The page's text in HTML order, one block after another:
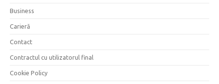
Business
Carieră
Contact
Contractul cu utilizatorul final
Cookie Policy